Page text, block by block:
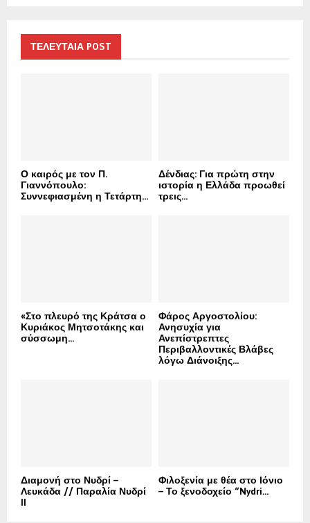
f
ΤΕΛΕΥΤΑΙΑ POST
Ο καιρός με τον Π.
Γιαννόπουλο:
Συννεφιασμένη η Τετάρτη...
Δένδιας: Για πρώτη στην
ιστορία η Ελλάδα προωθεί
τρεις...
«Στο πλευρό της Κράτσα ο
Κυριάκος Μητσοτάκης και
σύσσωμη...
Φάρος Αργοστολίου:
Ανησυχία για
Ανεπίστρεπτες
Περιβαλλοντικές Βλάβες
λόγω Διάνοιξης...
Διαμονή στο Νυδρί –
Λευκάδα // Παραλία Νυδρί
II
Φιλοξενία με θέα στο Ιόνιο
– Το ξενοδοχείο “Nydri...